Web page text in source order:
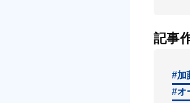
記事
#加
#オ